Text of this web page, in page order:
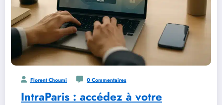
Florent Choumi 0 Commentaires
IntraParis : accédez à votre